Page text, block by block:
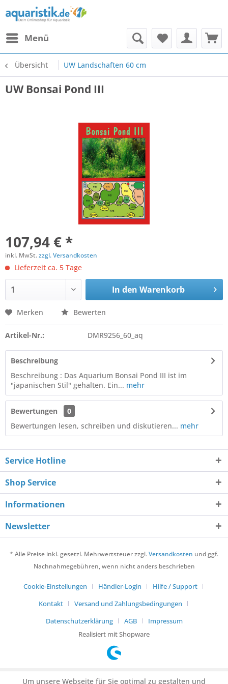
Menü
Übersicht UW Landschaften 60 cm
UW Bonsai Pond III
107,94 € *
inkl. MwSt.zzgl. Versandkosten
Lieferzeit ca. 5 Tage
In den Warenkorb
Merken Bewerten
Artikel-Nr.: DMR9256_60_aq
Beschreibung
Beschreibung : Das Aquarium Bonsai Pond III ist im
"japanischen Stil" gehalten. Ein... mehr
Bewertungen
0
Bewertungen lesen, schreiben und diskutieren... mehr
Service Hotline
Shop Service
Informationen
Newsletter
* Alle Preise inkl. gesetzl. Mehrwertsteuer zzgl.Versandkosten und ggf.
Nachnahmegebühren, wenn nicht anders beschrieben
Cookie-Einstellungen Händler-Login
Hilfe / Support
Kontakt
Versand und Zahlungsbedingungen
Datenschutzerklärung
AGB
Impressum
Realisiert mit Shopware
Um unsere Webseite für Sie optimal zu gestalten und